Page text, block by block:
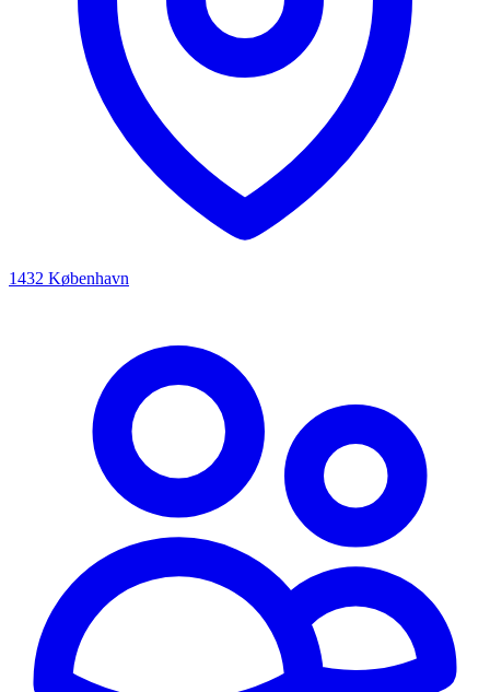
1432 København